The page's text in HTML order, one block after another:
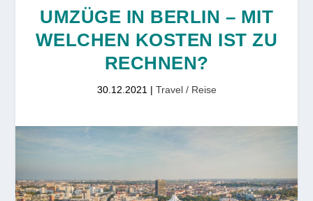
UMZÜGE IN BERLIN – MIT
WELCHEN KOSTEN IST ZU
RECHNEN?
30.12.2021 | Travel / Reise